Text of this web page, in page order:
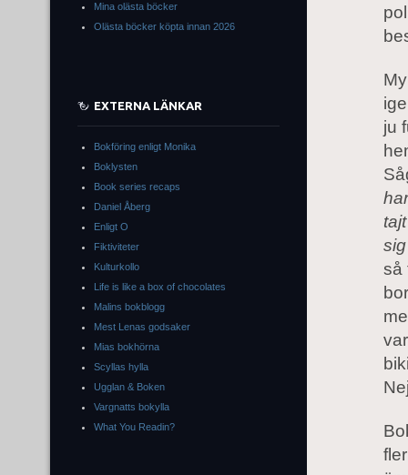
ju
så
Mina olästa böcker
Olästa böcker köpta innan 2026
EXTERNA LÄNKAR
Bokföring enligt Monika
Boklysten
Book series recaps
Daniel Åberg
Enligt O
Fiktiviteter
Kulturkollo
Life is like a box of chocolates
Malins bokblogg
Mest Lenas godsaker
Mias bokhörna
Scyllas hylla
Ugglan & Boken
Vargnatts bokylla
What You Readin?